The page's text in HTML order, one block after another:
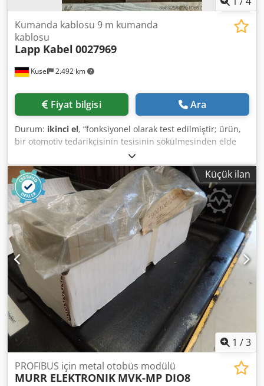
Kusel 2.492 km
Kumanda kablosu 9 m kumanda
kablosu
Lapp Kabel 0027969
Fiyat bilgisi Ara
Durum: ikinci el, “fonksiyonel olarak test edilmiştir; ürün,
bir otomotiv tedarikçisinin tesisinin sökülmesinden elde
edilmiştir” Adet: 2 adet mevcuttur Üretici: Lapp Kabel
Stuttgart Tip: 0027969 Crodpfx Aszr Ucnskvsf Uzunluk: 9 m
Açıklama: Endüstriyel uygulamalar için yüksek kaliteli Lapp
kontrol kablosu. Makine, tesis ve kontrol sistemleri için
uygundur. Kalıcı kurulumlar için sağlam ve esnek kablo.
Küçük ilan
1 /3
PROFIBUS için metal otobüs modülü
MURR ELEKTRONIK MVK-MP DIO8